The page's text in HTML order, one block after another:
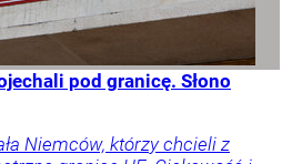
pod granicę. Słono
Niemców, którzy chcieli z